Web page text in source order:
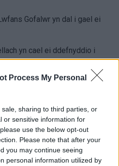
Process My Personal
sharing to third parties, or
or sensitive information for
use the below opt-out
Please note that after your
you may continue seeing
personal information utilized by
Gofalwr yn dal i gael ei
yn cael ei ddefnyddio i
darparu gofal di-dâl, yn
dalu i ddarparu gofal hy gofalwr.
gael sgwrs gyda gweithiwr